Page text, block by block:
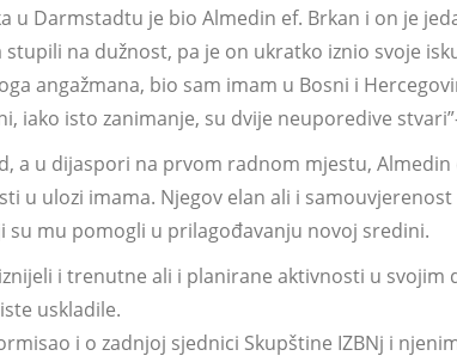
u Darmstadtu je bio Almedin ef. Brkan i on je
na dužnost, pa je on ukratko iznio svoje
angažmana, bio sam imam u Bosni i
iako isto zanimanje, su dvije neuporedive
a u dijaspori na prvom radnom mjestu, Almedin
u ulozi imama. Njegov elan ali i
su mu pomogli u prilagođavanju novoj sredini.
i trenutne ali i planirane aktivnosti u svojim
uskladile.
i o zadnjoj sjednici Skupštine IZBNj i